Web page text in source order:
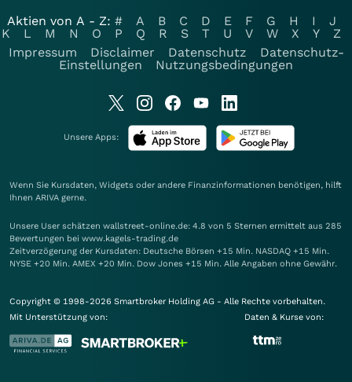
Aktien von A - Z: # A B C D E F G H I
J
K
L M N O P Q R S T U V W X Y
Z
Impressum
Disclaimer Datenschutz
Datenschutz-
Einstellungen
Nutzungsbedingungen
Unsere Apps:
Wenn Sie Kursdaten, Widgets oder andere Finanzinformationen benötigen, hilft
Ihnen ARIVA gerne.
Unsere User schätzen wallstreet-online.de: 4.8 von 5 Sternen ermittelt aus 285
Bewertungen bei www.kagels-trading.de
Zeitverzögerung der Kursdaten: Deutsche Börsen +15 Min. NASDAQ +15 Min.
NYSE +20 Min. AMEX +20 Min. Dow Jones +15 Min. Alle Angaben ohne Gewähr.
Copyright © 1998-2026 Smartbroker Holding AG - Alle Rechte vorbehalten.
Mit Unterstützung von:
Daten & Kurse von: